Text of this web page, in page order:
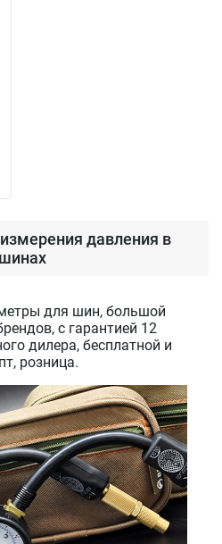
давления в
шинах
для шин, большой
с гарантией 12
дилера, бесплатной и
розница.